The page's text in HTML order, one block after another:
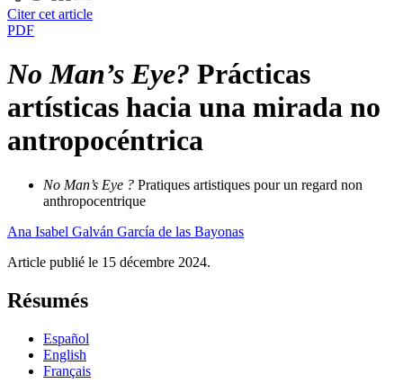
Citer cet article
PDF
No Man’s Eye? Prácticas
artísticas hacia una mirada no
antropocéntrica
No Man’s Eye ? Pratiques artistiques pour un regard non
anthropocentrique
Ana Isabel Galván García de las Bayonas
Article publié le 15 décembre 2024.
Résumés
Español
English
Français